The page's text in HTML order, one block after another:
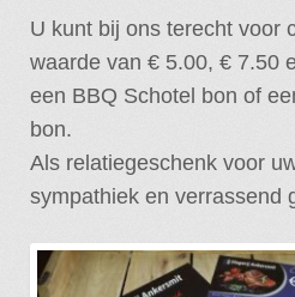
U kunt bij ons terecht voor
waarde van € 5.00, € 7.50
een BBQ Schotel bon of
bon.
Als relatiegeschenk voor
sympathiek en verrassend